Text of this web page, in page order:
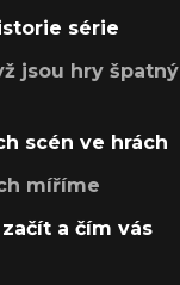
série
jsou hry špatný
scén ve hrách
míříme
a čím vás